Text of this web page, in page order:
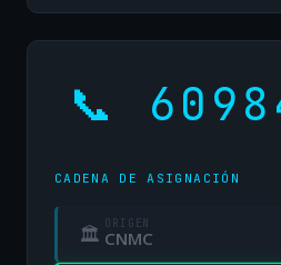
📞
CADENA DE ASIGNACIÓN
🏛 ORIGEN
CNMC